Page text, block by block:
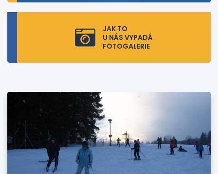
JAK TO
U NÁS VYPADÁ
FOTOGALERIE